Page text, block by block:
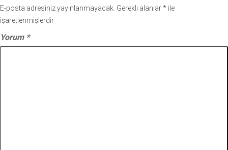
E-posta adresiniz yayınlanmayacak. Gerekli alanlar* ile
işaretlenmişlerdir
Yorum *